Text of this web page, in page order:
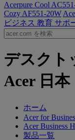
Acerpure Cool
Cozy AF551-20W
ビジネス 教育 サポ
デスクト
Acer 日本
ホーム
Acer for
Acer Business
製品一覧